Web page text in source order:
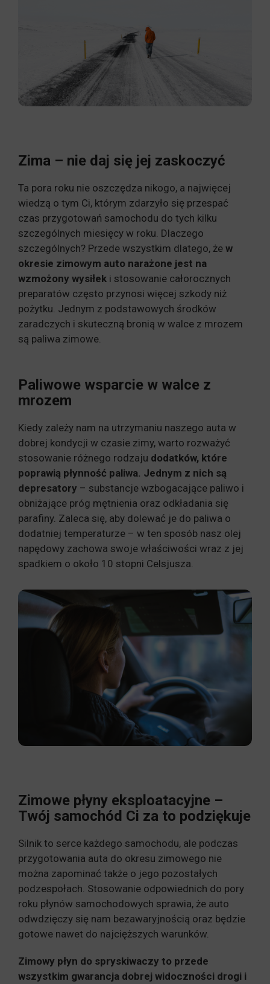
Zima – nie daj się jej zaskoczyć
Ta pora roku nie oszczędza nikogo, a najwięcej
wiedzą o tym Ci, którym zdarzyło się przespać
czas przygotowań samochodu do tych kilku
szczególnych miesięcy w roku. Dlaczego
szczególnych? Przede wszystkim dlatego, że w
okresie zimowym auto narażone jest na
wzmożony wysiłek i stosowanie całorocznych
preparatów często przynosi więcej szkody niż
pożytku. Jednym z podstawowych środków
zaradczych i skuteczną bronią w walce z mrozem
są paliwa zimowe.
Paliwowe wsparcie w walce z
mrozem
Kiedy zależy nam na utrzymaniu naszego auta w
dobrej kondycji w czasie zimy, warto rozważyć
stosowanie różnego rodzaju dodatków, które
poprawią płynność paliwa. Jednym z nich są
depresatory – substancje wzbogacające paliwo i
obniżające próg mętnienia oraz odkładania się
parafiny. Zaleca się, aby dolewać je do paliwa o
dodatniej temperaturze – w ten sposób nasz olej
napędowy zachowa swoje właściwości wraz z jej
spadkiem o około 10 stopni Celsjusza.
Zimowe płyny eksploatacyjne –
Twój samochód Ci za to podziękuje
Silnik to serce każdego samochodu, ale podczas
przygotowania auta do okresu zimowego nie
można zapominać także o jego pozostałych
podzespołach. Stosowanie odpowiednich do pory
roku płynów samochodowych sprawia, że auto
odwdzięczy się nam bezawaryjnością oraz będzie
gotowe nawet do najcięższych warunków.
Zimowy płyn do spryskiwaczy to przede
wszystkim gwarancja dobrej widoczności drogi i